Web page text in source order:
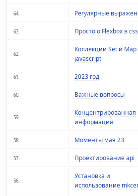
64. Регулярные
63. Просто о Flexbox в css
62.
Коллекции Set и Map
javascript
61. 2023 год
60. Важные вопросы
59.
Концентрированная
информация
58. Моменты мая 23
57. Проектирование api
56.
Установка и
использование